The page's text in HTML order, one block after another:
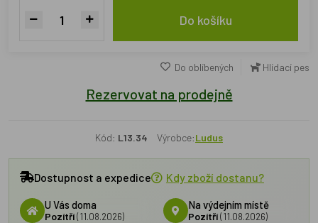
Do košíku
Do oblíbených Hlídací pes
Rezervovat na prodejně
Kód: L13.34 Výrobce:Ludus
Dostupnost a expedice Kdy zboží dostanu?
U Vás doma
Pozítří(11.08.2026)
Na výdejním místě
Pozítří (11.08.2026)